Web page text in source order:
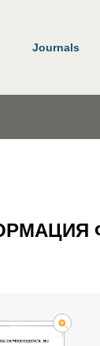
Journals